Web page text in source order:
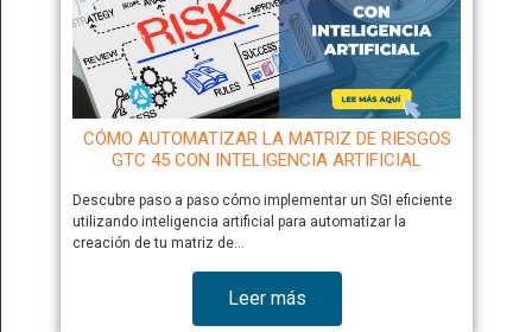
CÓMO AUTOMATIZAR LA MATRIZ DE RIESGOS
GTC 45 CON INTELIGENCIA ARTIFICIAL
Descubre paso a paso cómo implementar un SGI eficiente
utilizando inteligencia artificial para automatizar la
creación de tu matriz de…
Leer más